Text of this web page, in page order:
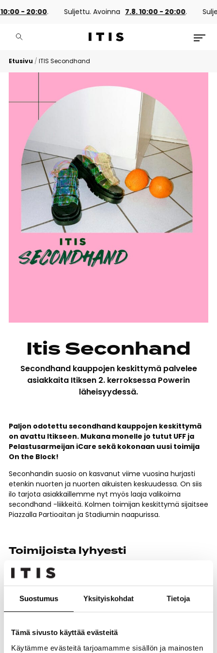
Suostumus Yksityiskohdat Tietoja
Tämä sivusto käyttää evästeitä
Käytämme evästeitä tarjoamamme sisällön ja mainosten
- 20:00. Suljettu. Avoinna 7.8. 10:00 - 20:00.
Etusivu / ITIS Secondhand
Itis Seconhand
Secondhand kauppojen keskittymä palvelee
asiakkaita Itiksen 2. kerroksessa Powerin
läheisyydessä.
Paljon odotettu secondhand kauppojen keskittymä
on avattu Itikseen. Mukana monelle jo tutut UFF ja
Pelastusarmeijan iCare sekä kokonaan uusi toimija
On the Block!
Seconhandin suosio on kasvanut viime vuosina hurjasti
etenkin nuorten ja nuorten aikuisten keskuudessa. On siis
ilo tarjota asiakkaillemme nyt myös laaja valikoima
secondhand -liikkeitä. Kolmen toimijan keskittymä sijaitsee
Piazzalla Partioaitan ja Stadiumin naapurissa.
Toimijoista lyhyesti
On the Block
On the Block on koko perheen viihtyisä secondhand-
myymälä, jossa tavarat löytävät uuden kodin
mutkattomien myyntipalvelujen avulla.
tuotteet ovat selkeästi esillä omissa kategorioissaan.
Aikuisten vaateripustimista löydät kokomerkit, ja